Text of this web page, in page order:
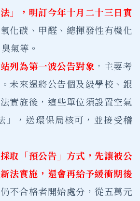
」，明訂今年十月二十三日實
化碳、甲醛、總揮發性有機化
氣等。
列為第一波公告對象 ，主要考
未來還將公告個及級學校、銀
實施後，這些單位須設置空氣
」，送環保局核可，並接受稽
取「預公告」方式，先讓被公
法實施，還會再給予緩衝期後
不合格者開始處分，從五萬元